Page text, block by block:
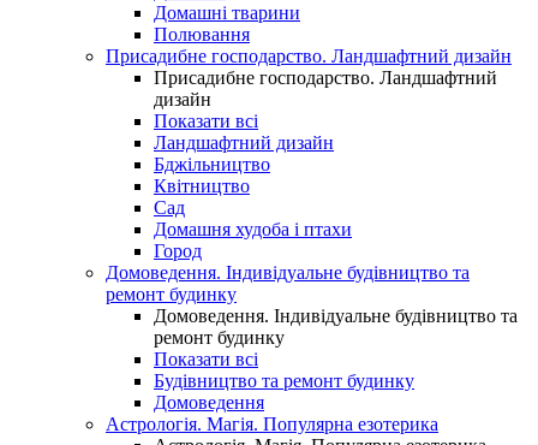
Домашні тварини
Полювання
Присадибне господарство. Ландшафтний дизайн
Присадибне господарство. Ландшафтний
дизайн
Показати всі
Ландшафтний дизайн
Бджільництво
Квітництво
Сад
Домашня худоба і птахи
Город
Домоведення. Індивідуальне будівництво та
ремонт будинку
Домоведення. Індивідуальне будівництво та
ремонт будинку
Показати всі
Будівництво та ремонт будинку
Домоведення
Астрологія. Магія. Популярна езотерика